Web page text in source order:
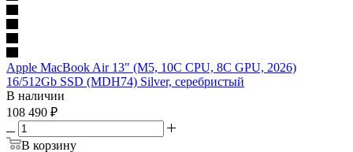
Apple MacBook Air 13" (M5, 10C CPU, 8C GPU, 2026)
16/512Gb SSD (MDH74) Silver, серебристый
В наличии
108 490 ₽
В корзину